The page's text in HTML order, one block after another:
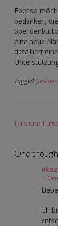
Ebenso
bedanken,
eine neue
detailliert
Tagged
Post
Luis und
One
1.
ich